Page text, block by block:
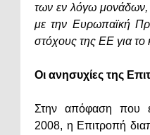
των εν λόγω μονάδων,
με την Ευρωπαϊκή
στόχους της ΕΕ για το
Οι ανησυχίες της
Στην απόφαση που
2008, η Επιτροπή